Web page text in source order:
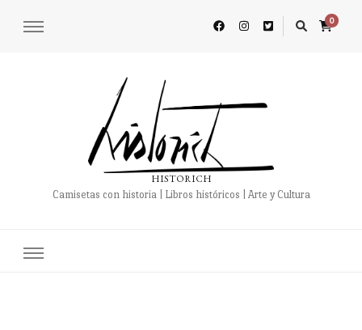
0
HISTORICH
Camisetas con historia | Libros históricos | Arte y Cultura